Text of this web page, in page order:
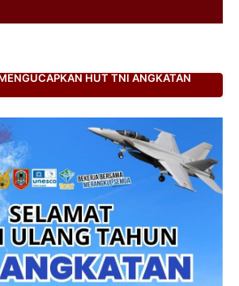
HUT TNI ANGKATAN